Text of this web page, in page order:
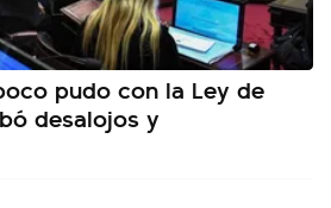
pudo con la Ley de
desalojos y